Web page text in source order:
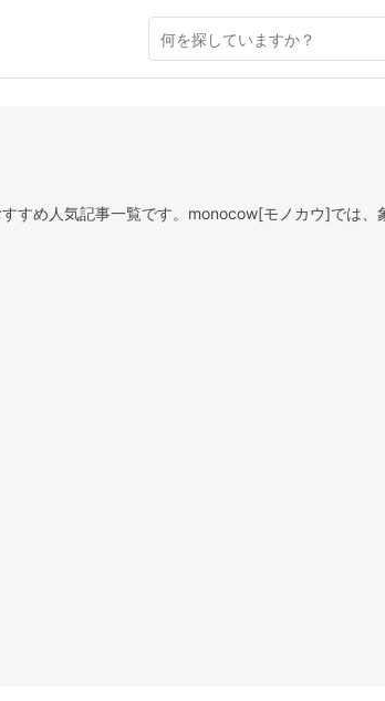
め人気記事一覧です。monocow[モノカウ]では、